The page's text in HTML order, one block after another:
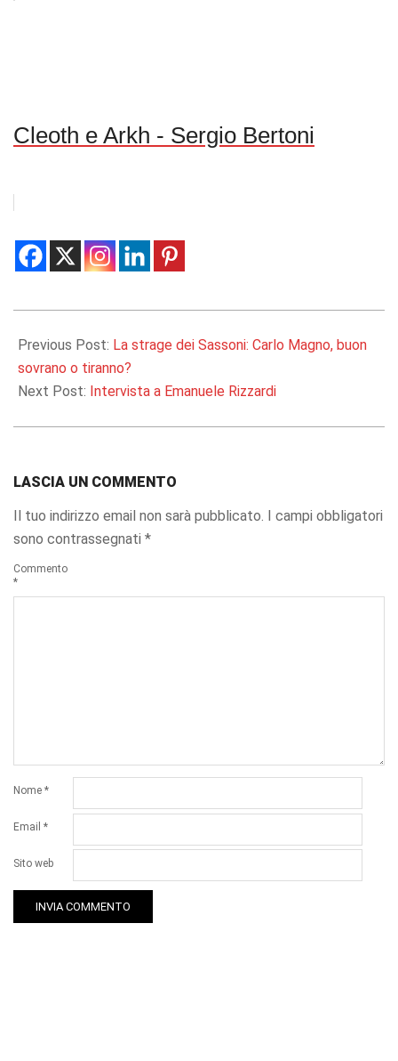
Cleoth e Arkh - Sergio Bertoni
06-
09
Previous Post: La strage dei Sassoni: Carlo Magno, buon
sovrano o tiranno?
Next Post: Intervista a Emanuele Rizzardi
LASCIA UN COMMENTO
Il tuo indirizzo email non sarà pubblicato. I campi obbligatori
sono contrassegnati *
Commento
*
Nome *
Email *
Sito web